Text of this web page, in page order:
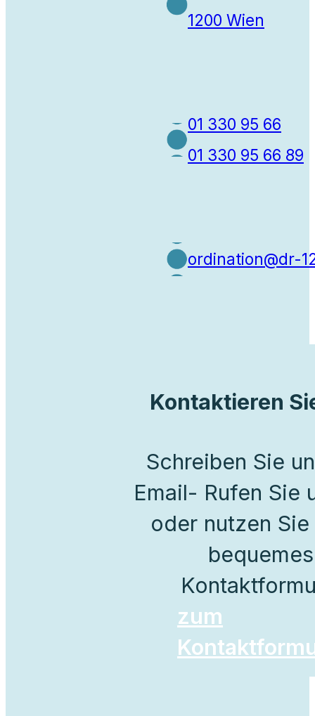
1200 Wien
01 330 95 66
01 330 95 66 89
ordination@dr-
Kontaktieren
Schreiben Sie
Email- Rufen Sie
oder nutzen Sie
bequemes
zum